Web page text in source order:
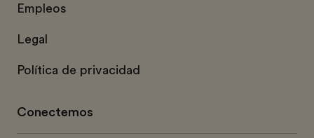
Empleos
Legal
Política de privacidad
Conectemos